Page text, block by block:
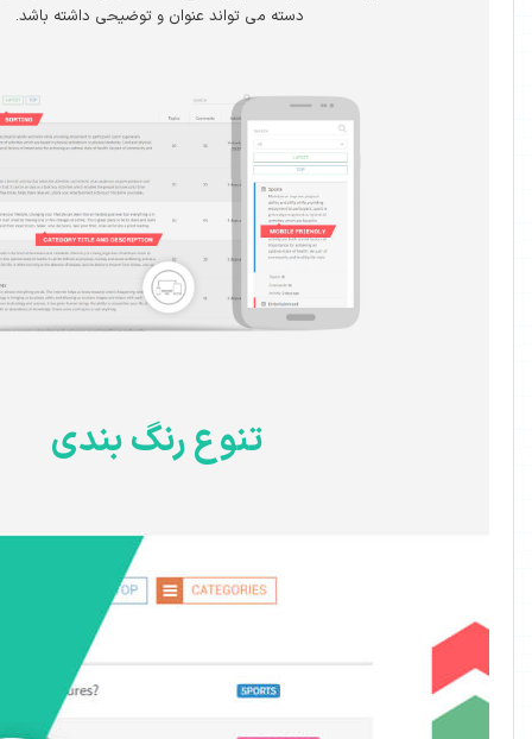
دسته می تواند عنوان و توضیحی داشته باشد.
تنوع رنگ بندی
دسته بندی
های رنگی
به هر گروه
یک رنگ
اختصاص